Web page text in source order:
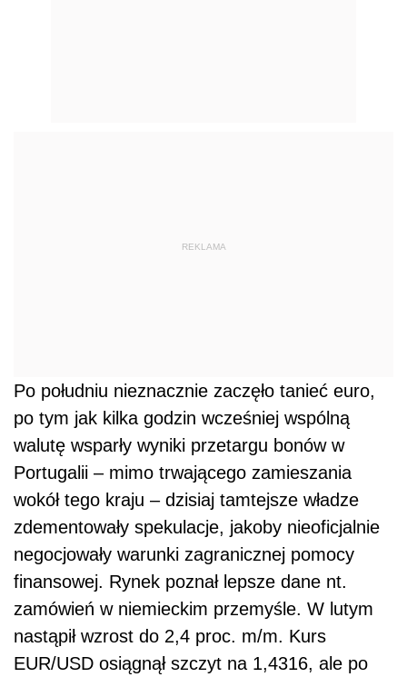
REKLAMA
Po południu nieznacznie zaczęło tanieć euro,
po tym jak kilka godzin wcześniej wspólną
walutę wsparły wyniki przetargu bonów w
Portugalii – mimo trwającego zamieszania
wokół tego kraju – dzisiaj tamtejsze władze
zdementowały spekulacje, jakoby nieoficjalnie
negocjowały warunki zagranicznej pomocy
finansowej. Rynek poznał lepsze dane nt.
zamówień w niemieckim przemyśle. W lutym
nastąpił wzrost do 2,4 proc. m/m. Kurs
EUR/USD osiągnął szczyt na 1,4316, ale po